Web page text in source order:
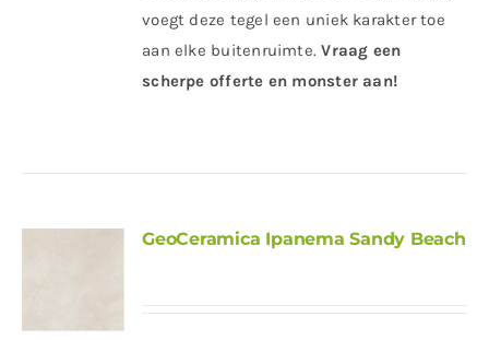
voegt deze tegel een uniek karakter toe
aan elke buitenruimte.Vraag een
scherpe offerte en monster aan!
GeoCeramica Ipanema Sandy Beach